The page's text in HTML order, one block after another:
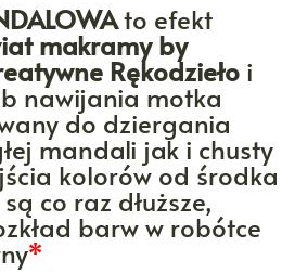
to efekt
makramy by
Rękodzieło i
nawijania motka
do dziergania
mandali jak i chusty
kolorów od środka
co raz dłuższe,
barw w robótce
*